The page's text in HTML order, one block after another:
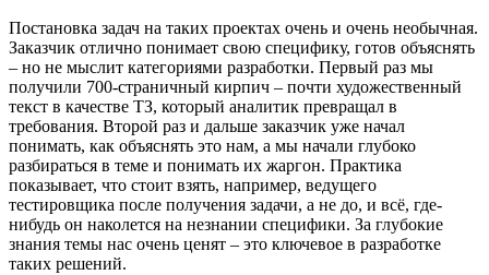
Постановка задач на таких проектах очень и очень необычная.
Заказчик отлично понимает свою специфику, готов объяснять
– но не мыслит категориями разработки. Первый раз мы
получили 700-страничный кирпич – почти художественный
текст в качестве ТЗ, который аналитик превращал в
требования. Второй раз и дальше заказчик уже начал
понимать, как объяснять это нам, а мы начали глубоко
разбираться в теме и понимать их жаргон. Практика
показывает, что стоит взять, например, ведущего
тестировщика после получения задачи, а не до, и всё, где-
нибудь он наколется на незнании специфики. За глубокие
знания темы нас очень ценят – это ключевое в разработке
таких решений.